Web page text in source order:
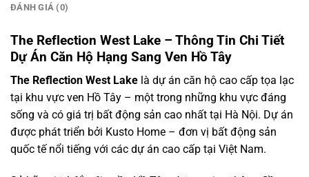
ĐÁNH GIÁ (0)
The Reflection West Lake – Thông Tin Chi Tiết
Dự Án Căn Hộ Hạng Sang Ven Hồ Tây
The Reflection West Lake là dự án căn hộ cao cấp tọa lạc
tại khu vực ven Hồ Tây – một trong những khu vực đáng
sống và có giá trị bất động sản cao nhất tại Hà Nội. Dự án
được phát triển bởi Kusto Home – đơn vị bất động sản
quốc tế nổi tiếng với các dự án cao cấp tại Việt Nam.